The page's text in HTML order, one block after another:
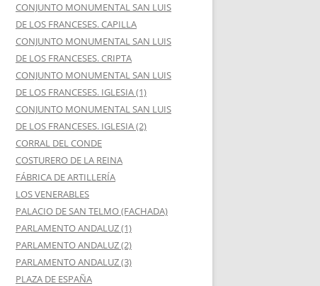
CONJUNTO MONUMENTAL SAN LUIS
DE LOS FRANCESES. CAPILLA
CONJUNTO MONUMENTAL SAN LUIS
DE LOS FRANCESES. CRIPTA
CONJUNTO MONUMENTAL SAN LUIS
DE LOS FRANCESES. IGLESIA (1)
CONJUNTO MONUMENTAL SAN LUIS
DE LOS FRANCESES. IGLESIA (2)
CORRAL DEL CONDE
COSTURERO DE LA REINA
FÁBRICA DE ARTILLERÍA
LOS VENERABLES
PALACIO DE SAN TELMO (FACHADA)
PARLAMENTO ANDALUZ (1)
PARLAMENTO ANDALUZ (2)
PARLAMENTO ANDALUZ (3)
PLAZA DE ESPAÑA